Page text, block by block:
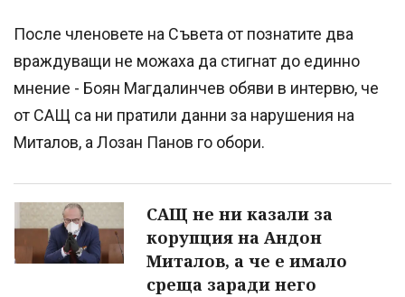
После членовете на Съвета от познатите два
враждуващи не можаха да стигнат до единно
мнение - Боян Магдалинчев обяви в интервю, че
от САЩ са ни пратили данни за нарушения на
Миталов, а Лозан Панов го обори.
САЩ не ни казали за
корупция на Андон
Миталов, а че е имало
среща заради него